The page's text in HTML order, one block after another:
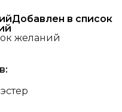
Добавлен в список
желаний